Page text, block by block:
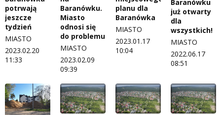
potrwają
jeszcze
tydzień
MIASTO
2023.02.20
11:33
Baranówku.
Miasto
odnosi się
do problemu
MIASTO
2023.02.09
09:39
planu dla
Baranówka
MIASTO
2023.01.17
10:04
Baranówku
już otwarty
dla
wszystkich!
MIASTO
2022.06.17
08:51